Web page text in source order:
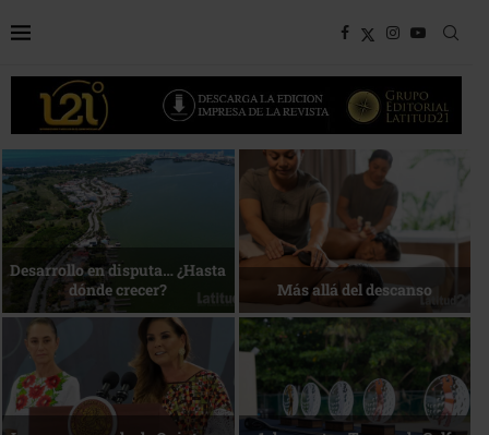
Bottega, un viaje servido a la
mesa
Energía que Impulsa la
competitividad